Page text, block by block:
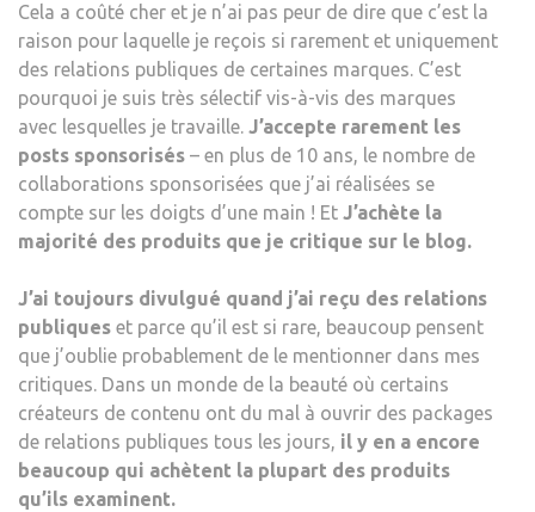
Cela a coûté cher et je n’ai pas peur de dire que c’est la
raison pour laquelle je reçois si rarement et uniquement
des relations publiques de certaines marques. C’est
pourquoi je suis très sélectif vis-à-vis des marques
avec lesquelles je travaille. J’accepte rarement les
posts sponsorisés – en plus de 10 ans, le nombre de
collaborations sponsorisées que j’ai réalisées se
compte sur les doigts d’une main ! Et J’achète la
majorité des produits que je critique sur le blog.
J’ai toujours divulgué quand j’ai reçu des relations
publiques et parce qu’il est si rare, beaucoup pensent
que j’oublie probablement de le mentionner dans mes
critiques. Dans un monde de la beauté où certains
créateurs de contenu ont du mal à ouvrir des packages
de relations publiques tous les jours, il y en a encore
beaucoup qui achètent la plupart des produits
qu’ils examinent.